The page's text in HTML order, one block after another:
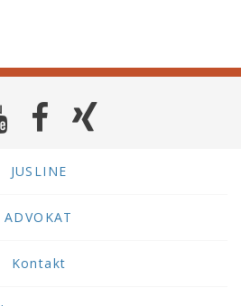
JUSLINE
ADVOKAT
Kontakt